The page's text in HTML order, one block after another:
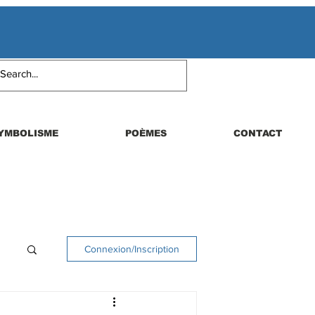
POÈMES CONTACT
Connexion/Inscription